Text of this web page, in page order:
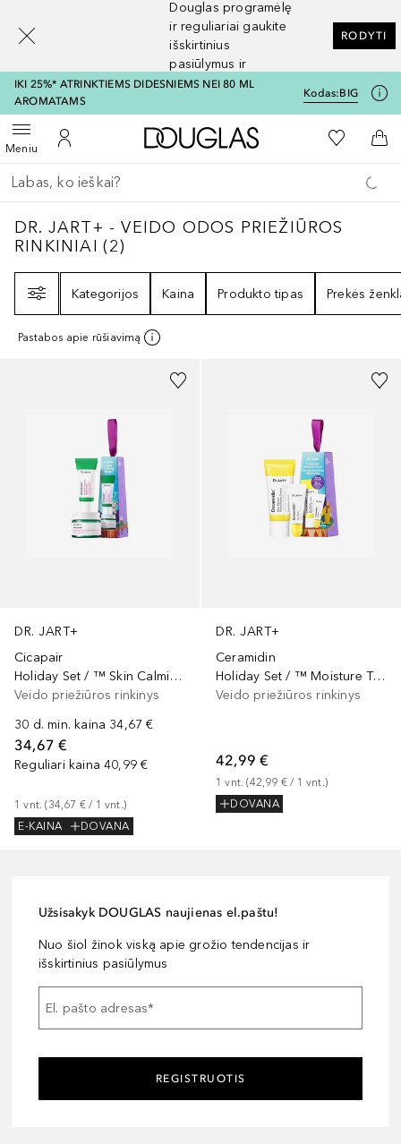
Douglas programėlę
ir reguliariai gaukite
išskirtinius
pasiūlymus ir
nuolaidas
RODYTI
IKI 25%* ATRINKTIEMS DIDESNIEMS NEI 80 ML
AROMATAMS
Kodas:BIG
MeniuAtidaryti meniuĮ mano paskyrą
Į Douglas pagrindinį
Į mano
Į
Grįžk atgal
Vykdykite paiešką
DR. JART+ - VEIDO ODOS PRIEŽIŪROS
DR. JART+ - VEIDO ODOS PRIEŽIŪROS
RINKINIAI (2)
Kategorijos
Kaina Produkto tipas Prekės
Pastabos apie rūšiavimą
DR. JART+
Cicapair
Holiday Set / ™ Skin Calming Recipe
Veido priežiūros rinkinys
30 d. min. kaina 34,67 €
34,67 €
Reguliari kaina 40,99 €
1 vnt. (34,67 € / 1 vnt.)
E-KAINA
DOVANA
DR. JART+
Ceramidin
Holiday Set / ™ Moisture Treat
Veido priežiūros rinkinys
42,99 €
1 vnt. (42,99 € / 1 vnt.)
DOVANA
Užsisakyk DOUGLAS naujienas el.paštu!
Nuo šiol žinok viską apie grožio tendencijas ir
išskirtinius pasiūlymus
El. pašto adresas*
REGISTRUOTIS
[navigation.slideout.screenreader]